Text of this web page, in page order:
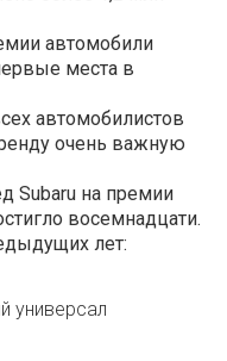
автомобили
места в
автомобилистов
очень важную
Subaru на премии
восемнадцати.
лет:
универсал